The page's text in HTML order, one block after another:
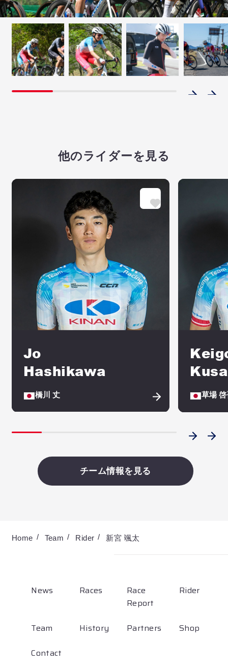
他のライダーを見る
Jo
Hashikawa
橋川 丈 草場
チーム情報を見る
Home Team Rider 新宮 颯太
News Races
Race
Report
Rider
Team History Partners
Shop
Contact